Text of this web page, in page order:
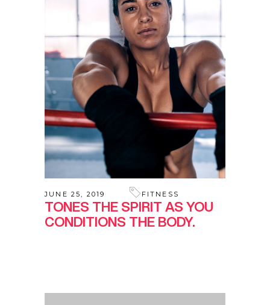
JUNE 25, 2019 FITNESS
TONES THE SPIRIT AS YOU
CONDITIONS THE BODY.